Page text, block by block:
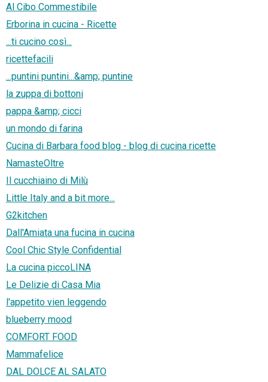
Al Cibo Commestibile
Erborina in cucina - Ricette
...ti cucino così...
ricettefacili
...puntini puntini...&amp; puntine
la zuppa di bottoni
pappa &amp; cicci
un mondo di farina
Cucina di Barbara food blog - blog di cucina ricette
NamasteOltre
Il cucchiaino di Milù
Little Italy and a bit more...
G2kitchen
Dall'Amiata una fucina in cucina
Cool Chic Style Confidential
La cucina piccoLINA
Le Delizie di Casa Mia
l'appetito vien leggendo
blueberry mood
COMFORT FOOD
Mammafelice
DAL DOLCE AL SALATO